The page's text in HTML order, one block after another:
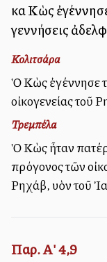
καὶ Κὼς
γεννήσεις
Κολιτσάρα
Ὁ Κὼς ἐγέννησε
οἰκογενείας τοῦ
Τρεμπέλα
Ὁ Κὼς ἦταν
πρόγονος τῶν
Ρηχάβ, υἱὸν τοῦ
Παρ. Α' 4,9